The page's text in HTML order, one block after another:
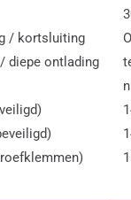
/ kortsluiting
diepe ontlading